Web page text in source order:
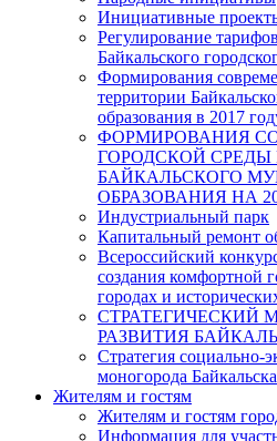
Инициативные
Регулирование
Байкальского
Формирования
территории
образования в 2017
ФОРМИРОВАНИЯ
ГОРОДСКОЙ СРЕДЫ
БАЙКАЛЬСКОГО
ОБРАЗОВАНИЯ НА
Индустриальный парк
Капитальный ремонт
Всероссийский
создания комфортной
городах и
СТРАТЕГИЧЕСКИЙ
РАЗВИТИЯ
Стратегия социально-
моногорода Байкальска
Жителям и гостям
Жителям и гостям
Информация для